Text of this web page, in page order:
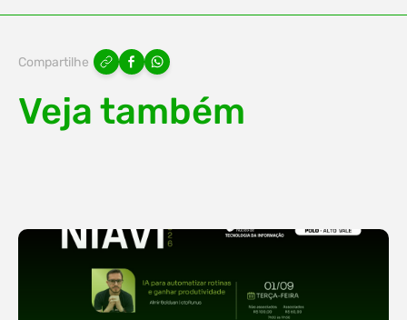
Compartilhe
Veja também